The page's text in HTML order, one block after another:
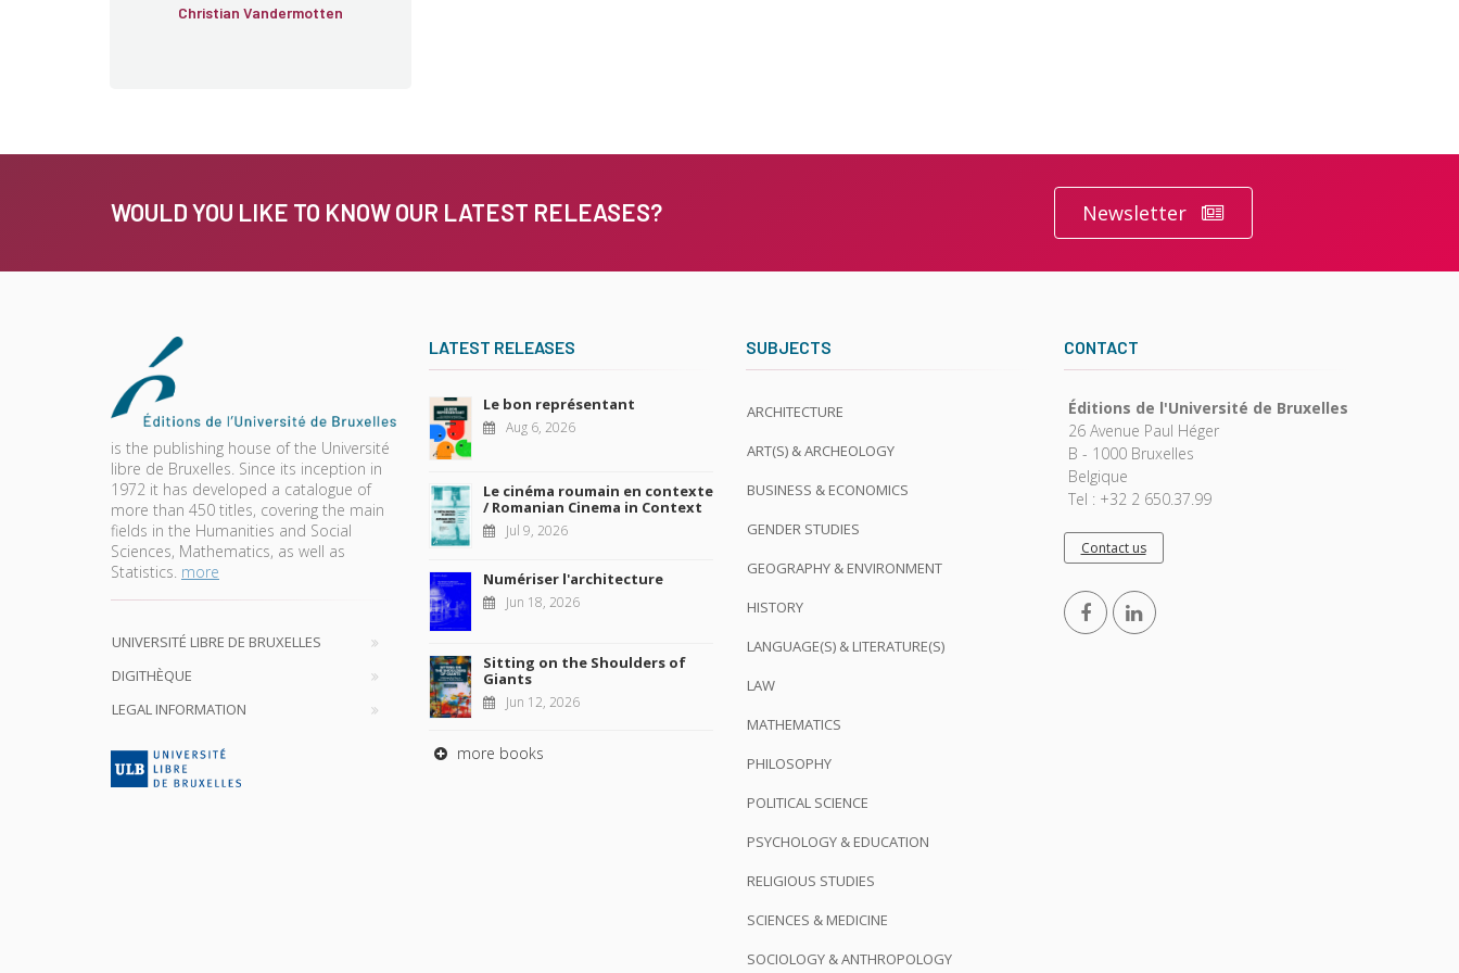
Christian Vandermotten
WOULD YOU LIKE TO KNOW OUR LATEST RELEASES? Newsletter
is the publishing house of the Université
libre de Bruxelles. Since its inception in
1972 it has developed a catalogue of
more than 450 titles, covering the main
fields in the Humanities and Social
Sciences, Mathematics, as well as
Statistics. more
UNIVERSITÉ LIBRE DE BRUXELLES
DIGITHÈQUE
LEGAL INFORMATION
LATEST RELEASES
Le bon représentant
Aug 6, 2026
Le cinéma roumain en contexte
/ Romanian Cinema in Context
Jul 9, 2026
Numériser l'architecture
Jun 18, 2026
Sitting on the Shoulders of
Giants
Jun 12, 2026
more books
SUBJECTS
ARCHITECTURE
ART(S) & ARCHEOLOGY
BUSINESS & ECONOMICS
GENDER STUDIES
GEOGRAPHY & ENVIRONMENT
HISTORY
LANGUAGE(S) & LITERATURE(S)
LAW
MATHEMATICS
PHILOSOPHY
POLITICAL SCIENCE
PSYCHOLOGY & EDUCATION
RELIGIOUS STUDIES
SCIENCES & MEDICINE
SOCIOLOGY & ANTHROPOLOGY
CONTACT
Éditions de l'Université de Bruxelles
26 Avenue Paul Héger
B - 1000 Bruxelles
Belgique
Tel : +32 2 650.37.99
Contact us